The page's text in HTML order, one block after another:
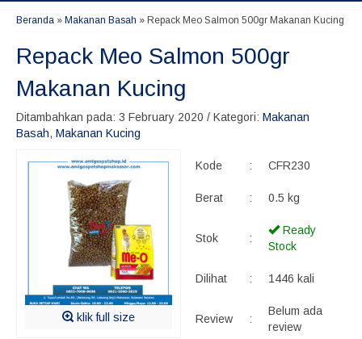
Beranda » Makanan Basah » Repack Meo Salmon 500gr Makanan Kucing
Repack Meo Salmon 500gr
Makanan Kucing
Ditambahkan pada: 3 February 2020 / Kategori: Makanan
Basah, Makanan Kucing
klik full size
Kode : CFR230
Berat : 0.5 kg
Stok :
Ready
Stock
Dilihat : 1446 kali
Review :
Belum ada
review